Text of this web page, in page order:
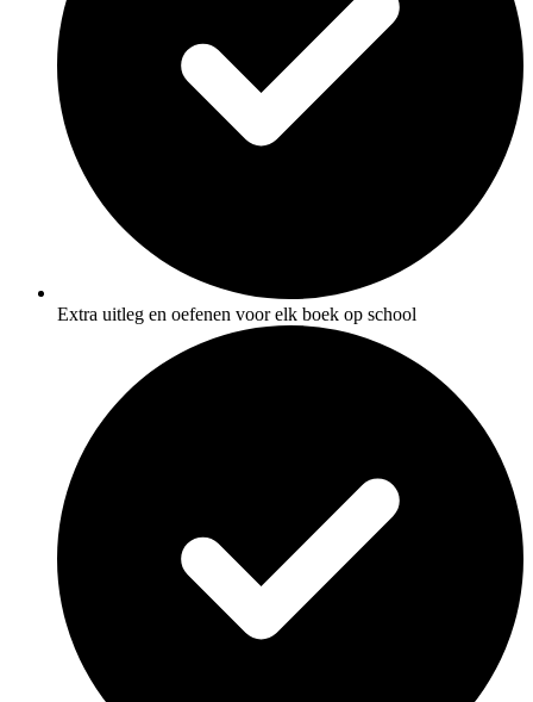
Extra uitleg en oefenen voor elk boek op school